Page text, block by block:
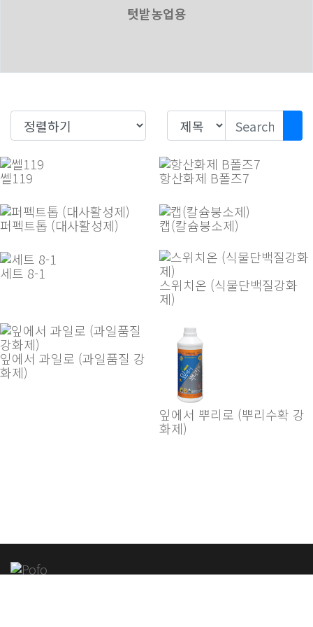
텃밭농업용
쎌119 항산화제 B폴즈7
퍼펙트톱 (대사활성제) 캡(칼슘붕소제)
세트 8-1
스위치온 (식물단백질강화
제)
잎에서 과일로 (과일품질 강
화제)
잎에서 뿌리로 (뿌리수확 강
화제)